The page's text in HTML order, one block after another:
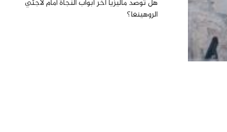
هل توصد ماليزيا آخر أبواب النجاة أمام لاجئي
الروهينغا؟